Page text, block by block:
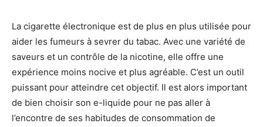
La cigarette électronique est de plus en plus utilisée pour
aider les fumeurs à sevrer du tabac. Avec une variété de
saveurs et un contrôle de la nicotine, elle offre une
expérience moins nocive et plus agréable. C’est un outil
puissant pour atteindre cet objectif. Il est alors important
de bien choisir son e-liquide pour ne pas aller à
l’encontre de ses habitudes de consommation de